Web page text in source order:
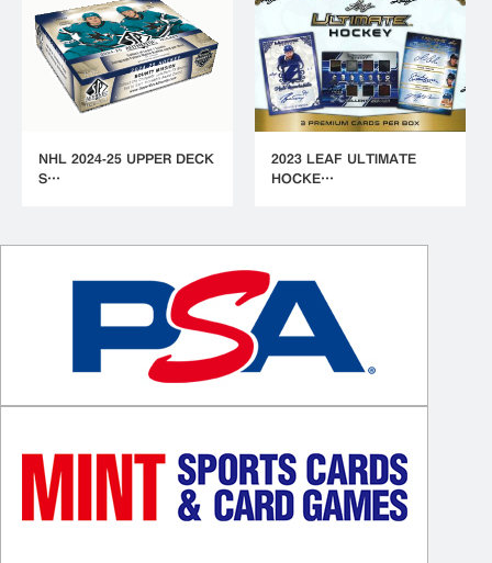
NHL 2024-25 UPPER DECK
S…
2023 LEAF ULTIMATE
HOCKE…